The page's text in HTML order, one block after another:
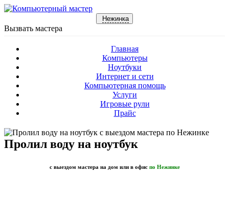
Нежинка
Вызвать мастера
Главная
Компьютеры
Ноутбуки
Интернет и сети
Компьютерная помощь
Услуги
Игровые рули
Прайс
Пролил воду на ноутбук
с выездом мастера на дом или в офис по Нежинке